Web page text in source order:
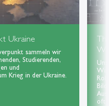
Ukraine
sammeln wir
Studierenden,
und
Krieg in der Ukraine.
oft